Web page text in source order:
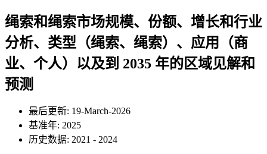
绳索和绳索市场规模、份额、增长和行业
分析、类型（绳索、绳索）、应用（商
业、个人）以及到 2035 年的区域见解和
预测
最后更新: 19-March-2026
基准年: 2025
历史数据: 2021 - 2024